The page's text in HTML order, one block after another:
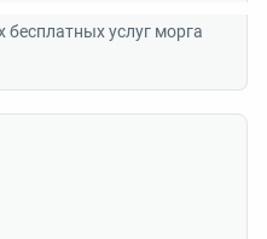
бесплатных услуг морга